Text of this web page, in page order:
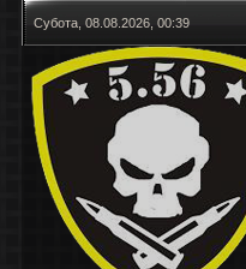
Субота, 08.08.2026, 00:39